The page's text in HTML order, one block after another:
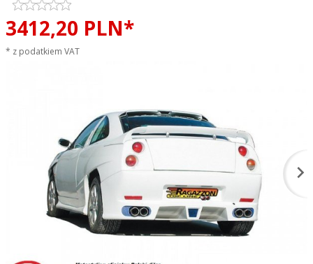
3412,20 PLN*
* z podatkiem VAT